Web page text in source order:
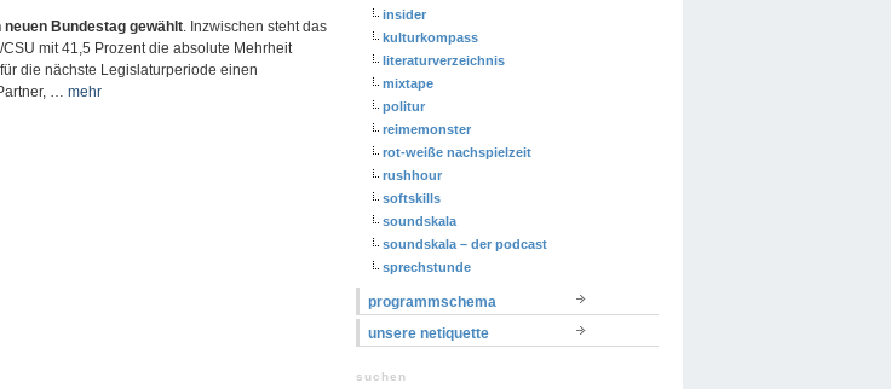
neuen Bundestag gewählt. Inzwischen steht das
mit 41,5 Prozent die absolute Mehrheit
die nächste Legislaturperiode einen
… mehr
insider
kulturkompass
literaturverzeichnis
mixtape
politur
reimemonster
rot-weiße nachspielzeit
rushhour
softskills
soundskala
soundskala – der podcast
sprechstunde
programmschema
unsere netiquette
suchen